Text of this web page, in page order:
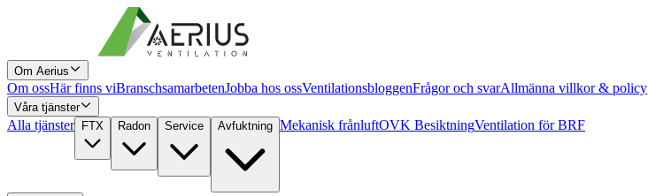
Om Aerius
Om ossHär finns viBranschsamarbetenJobba hos ossVentilationsbloggenFrågor och svarAllmänna villkor & policy
Våra tjänster
Alla tjänster FTX Radon Service Avfuktning Mekanisk frånluftOVK BesiktningVentilation för BRF